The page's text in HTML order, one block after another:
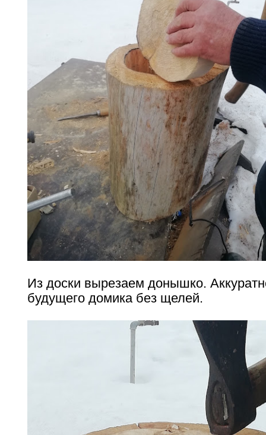
Из доски вырезаем донышко.
будущего домика без щелей.